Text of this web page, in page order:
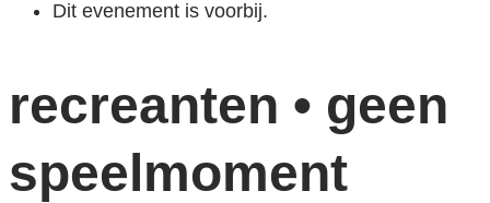
Dit evenement is voorbij.
recreanten • geen
speelmoment